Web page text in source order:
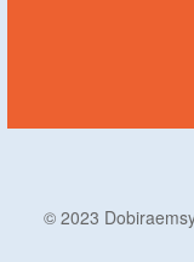
© 2023